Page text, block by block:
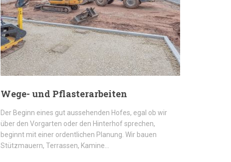
Wege- und Pflasterarbeiten
Der Beginn eines gut aussehenden Hofes, egal ob wir
über den Vorgarten oder den Hinterhof sprechen,
beginnt mit einer ordentlichen Planung. Wir bauen
Stützmauern, Terrassen, Kamine…